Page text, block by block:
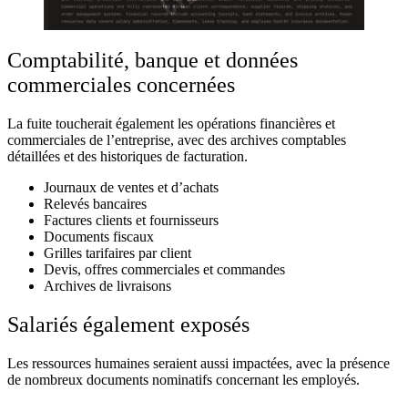
Comptabilité, banque et données
commerciales concernées
La fuite toucherait également les opérations financières et
commerciales de l’entreprise, avec des archives comptables
détaillées et des historiques de facturation.
Journaux de ventes et d’achats
Relevés bancaires
Factures clients et fournisseurs
Documents fiscaux
Grilles tarifaires par client
Devis, offres commerciales et commandes
Archives de livraisons
Salariés également exposés
Les ressources humaines seraient aussi impactées, avec la présence
de nombreux documents nominatifs concernant les employés.